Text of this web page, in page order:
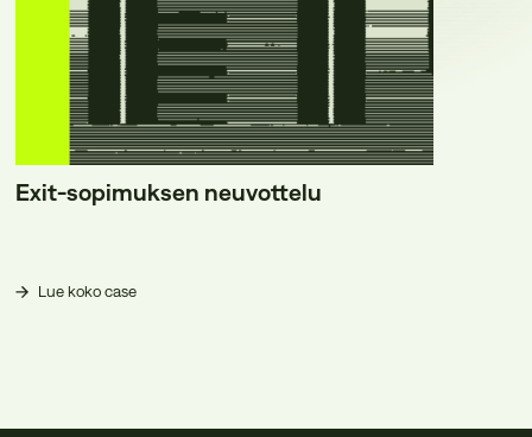
Exit-sopimuksen neuvottelu
Lue koko case